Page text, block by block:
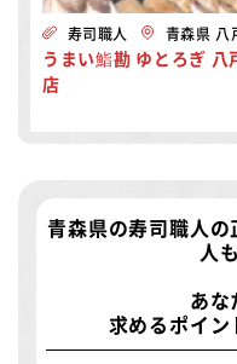
寿司職人 青森県 八
うまい鮨勘 ゆとろぎ 八
店
青森県の寿司職人
人
あな
求めるポイン